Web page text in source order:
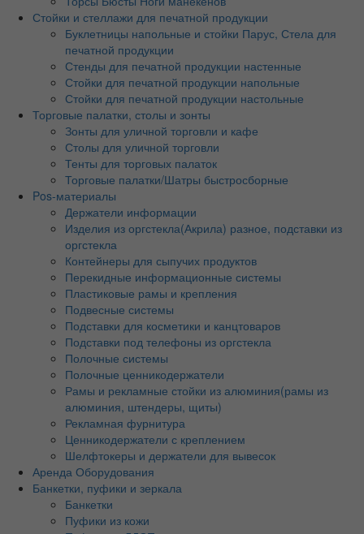
Стойки и стеллажи для печатной продукции
Буклетницы напольные и стойки Парус, Стела для
печатной продукции
Стенды для печатной продукции настенные
Стойки для печатной продукции напольные
Стойки для печатной продукции настольные
Торговые палатки, столы и зонты
Зонты для уличной торговли и кафе
Столы для уличной торговли
Тенты для торговых палаток
Торговые палатки/Шатры быстросборные
Pos-материалы
Держатели информации
Изделия из оргстекла(Акрила) разное, подставки из
оргстекла
Контейнеры для сыпучих продуктов
Перекидные информационные системы
Пластиковые рамы и крепления
Подвесные системы
Подставки для косметики и канцтоваров
Подставки под телефоны из оргстекла
Полочные системы
Полочные ценникодержатели
Рамы и рекламные стойки из алюминия(рамы из
алюминия, штендеры, щиты)
Рекламная фурнитура
Ценникодержатели с креплением
Шелфтокеры и держатели для вывесок
Аренда Оборудования
Банкетки, пуфики и зеркала
Банкетки
Пуфики из кожи